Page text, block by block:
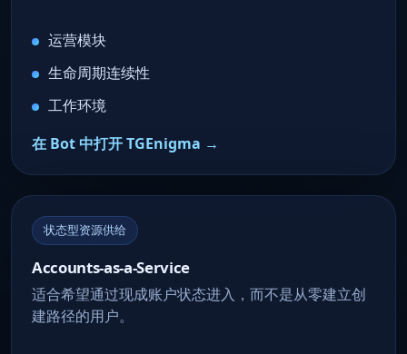
运营模块
生命周期连续性
工作环境
在 Bot 中打开 TGEnigma →
状态型资源供给
Accounts-as-a-Service
适合希望通过现成账户状态进入，而不是从零建立创
建路径的用户。